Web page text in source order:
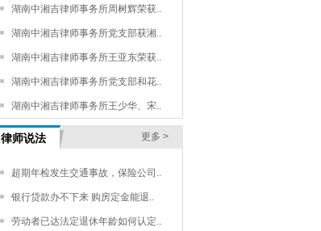
湖南中湘吉律师事务所周树辉荣获..
湖南中湘吉律师事务所党支部获湘..
湖南中湘吉律师事务所王亚东荣获..
湖南中湘吉律师事务所党支部和花..
湖南中湘吉律师事务所王少华、宋..
律师说法 更多 >
超期年检发生交通事故，保险公司..
银行贷款办不下来 购房定金能退..
劳动者已达法定退休年龄如何认定..